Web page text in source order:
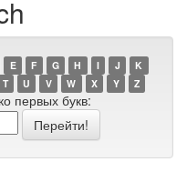
E F G H I J
K
T U V W X Y Z
первых букв: